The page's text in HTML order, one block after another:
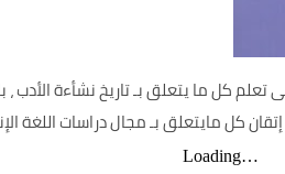
كل ما يتعلق بـ تاريخ نشأءة الأدب ،
مايتعلق بـ مجال دراسات اللغة